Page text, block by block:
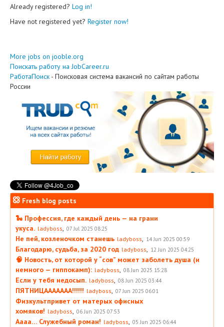
Already registered? Log in!
Have not registered yet? Register now!
More jobs on jooble.org
Поискать работу на JobCareer.ru
РаботаПоиск - Поисковая система вакансий по сайтам работы
России
Fresh blog posts
🐍 Профессия, где каждый день — на грани
укуса. ladyboss, 07 Jul 2025 08:25
Не пей, козленочком станешь ladyboss, 14 Jun 2025 00:59
Благодарю, судьба, за 2020 год ladyboss, 12 Jun 2025 04:25
🧠 Новость, от которой у “сов” может заболеть душа (и
немного — гиппокамп): ladyboss, 08 Jun 2025 15:28
Если у тебя недосып. ladyboss, 08 Jun 2025 03:44
ПЯТНИЦААААААА!!!!!! ladyboss, 07 Jun 2025 06:01
Физкультпривет от матерых офисных
хомяков! ladyboss, 06 Jun 2025 07:53
Аааа… Служебный роман! ladyboss, 05 Jun 2025 06:44